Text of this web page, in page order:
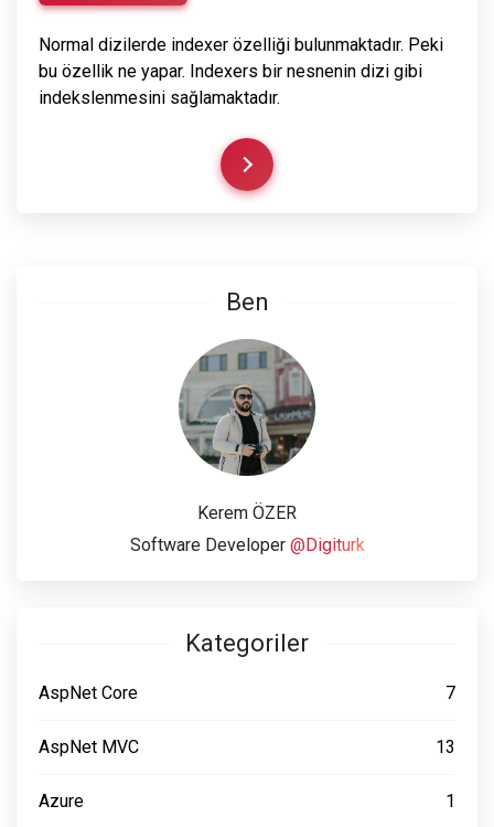
Normal dizilerde indexer özelliği bulunmaktadır. Peki
bu özellik ne yapar. Indexers bir nesnenin dizi gibi
indekslenmesini sağlamaktadır.
Ben
Kerem ÖZER
Software Developer @Digiturk
Kategoriler
AspNet Core 7
AspNet MVC 13
Azure 1